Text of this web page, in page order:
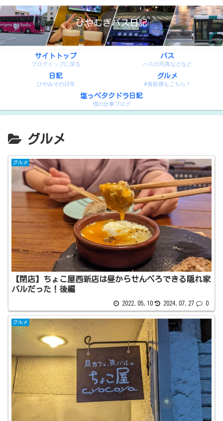
ひやむぎバス日記
サイトトップ
ブログトップに戻る
バス
バスの写真などなど
日記
ひやみその日常
グルメ
#食処禊もこちら！
塩っぺタクドラ日記
僕の仕事ブログ
グルメ
グルメ
【閉店】ちょこ屋西新店は昼からせんべろできる隠れ家
バルだった！後編
2022.05.10 2024.07.27 0
グルメ